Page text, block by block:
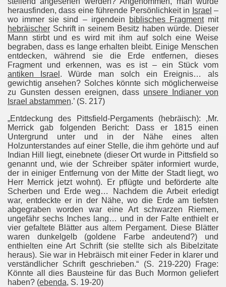
herausfinden, dass eine führende Persönlichkeit in Israel –
wo immer sie sind – irgendein
biblisches Fragmentmit
hebräischer Schrift in seinem Besitz haben würde. Dieser
Mann stirbt und es wird mit ihm auf solch eine Weise
begraben, dass es lange erhalten bleibt. Einige Menschen
entdecken, während sie die Erde entfernen, dieses
Fragment und erkennen, was es ist – ein Stück vom
antiken Israel . Würde man solch ein Ereignis… als
gewichtig ansehen? Solches könnte sich möglicherweise
zu Gunsten dessen ereignen, dass unsere Indianer von
Israel abstammen.’ (S. 217)
„Entdeckung des Pittsfield-Pergaments (hebräisch): ‚Mr.
Merrick gab folgenden Bericht:
Dass er 1815 einen
Untergrund unter und in der Nähe eines alten
Holzunterstandes auf einer Stelle, die ihm gehörte und auf
Indian Hill liegt, einebnete (dieser Ort wurde in Pittsfield so
genannt und, wie der Schreiber später informiert wurde,
der in einiger Entfernung von der Mitte der Stadt liegt, wo
Herr Merrick jetzt wohnt). Er pflügte und beförderte alte
Scherben und Erde weg… Nachdem die Arbeit erledigt
war, entdeckte er in der Nähe, wo die Erde am tiefsten
abgegraben worden war eine Art schwarzen Riemen,
ungefähr sechs Inches lang… und in der Falte enthielt er
vier gefaltete Blätter aus altem Pergament. Diese Blätter
waren dunkelgelb (goldene Farbe andeutend?) und
enthielten eine Art Schrift (sie stellte sich als Bibelzitate
heraus). Sie war in Hebräisch mit einer Feder in klarer und
verständlicher Schrift geschrieben.“ (S. 219-220) Frage:
Könnte all dies Bausteine für das Buch Mormon geliefert
haben? (ebenda, S. 19-20)